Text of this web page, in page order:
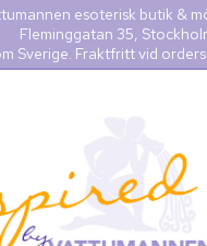
esoterisk butik &
Fleminggatan 35,
Sverige. Fraktfritt vid